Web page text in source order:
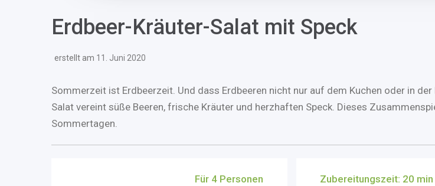
Erdbeer-Kräuter-Salat mit Speck
erstellt am 11. Juni 2020
Sommerzeit ist Erdbeerzeit. Und dass Erdbeeren nicht nur auf dem Kuchen oder in
Salat vereint süße Beeren, frische Kräuter und herzhaften Speck. Dieses
Sommertagen.
Für 4 Personen Zubereitungszeit: 20 min